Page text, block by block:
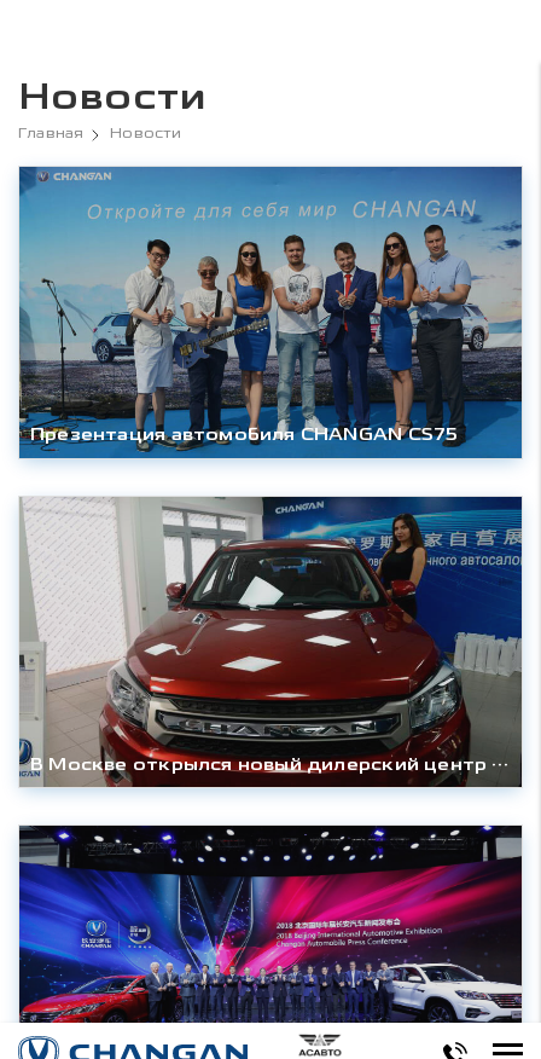
Новости
Главная Новости
Презентация автомобиля CHANGAN CS75
В Москве открылся новый дилерский центр CHANGAN